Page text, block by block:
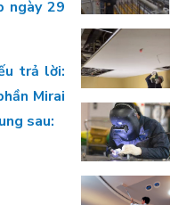
ngày 29
trả lời:
Mirai
sau: